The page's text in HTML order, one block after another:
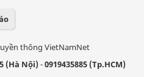
thông VietNamNet
(Hà Nội)-0919435885 (Tp.HCM)